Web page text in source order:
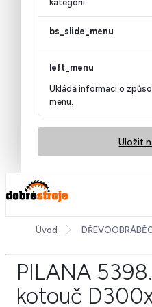
kategorii.
bs_slide_menu
left_menu
Ukládá informaci o
menu.
Uložit
Úvod
PILANA
kotouč